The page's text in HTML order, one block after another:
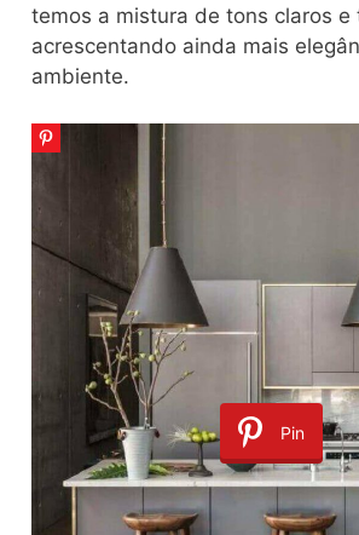
temos a mistura de tons claros e
acrescentando ainda mais
ambiente.
Pin